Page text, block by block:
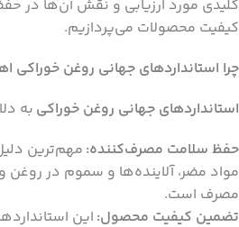
کلیدی مورد ارزیابی و نقش آن‌ها در
کیفیت محصولات می‌پردازیم.
چرا استانداردهای جهانی روغن خوراکی
استانداردهای جهانی روغن خوراکی به
حفظ سلامت مصرف‌کننده: مهم‌ترین
مواد مضر، آلاینده‌ها و سموم در روغن
مصرف است.
تضمین کیفیت محصول: این